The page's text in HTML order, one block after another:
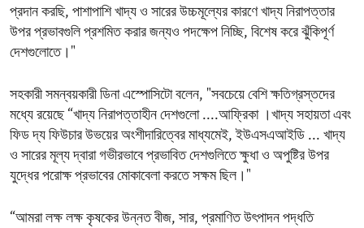
প্রদান করছি, পাশাপাশি খাদ্য ও সারের উচ্চমূল্যের কারণে খাদ্য নিরাপত্তার
উপর প্রভাবগুলি প্রশমিত করার জন্যও পদক্ষেপ নিচ্ছি, বিশেষ করে ঝুঁকিপূর্ণ
দেশগুলোতে।"
সহকারী সমন্বয়কারী‌ ডিনা এস্পোসিটো বলেন, "সবচেয়ে বেশি ক্ষতিগ্রস্তদের
মধ্যে রয়েছে “খাদ্য নিরাপত্তাহীন দেশগুলো ....আফ্রিকা ।খাদ্য সহায়তা এবং
ফিড দ্য ফিউচার উভয়ের অংশীদারিত্বের মাধ্যমেই, ইউএসএআইডি ... খাদ্য
ও সারের মূল্য দ্বারা গভীরভাবে প্রভাবিত দেশগুলিতে ক্ষুধা ও অপুষ্টির উপর
যুদ্ধের পরোক্ষ প্রভাবের মোকাবেলা করতে সক্ষম ছিল।"
“আমরা লক্ষ লক্ষ কৃষকের উন্নত বীজ, সার, প্রমাণিত উৎপাদন পদ্ধতি